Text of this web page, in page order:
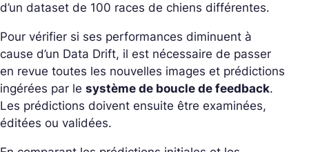
d’un dataset de 100 races de chiens différentes.
Pour vérifier si ses performances diminuent à
cause d’un Data Drift, il est nécessaire de passer
en revue toutes les nouvelles images et prédictions
ingérées par le système de boucle de feedback.
Les prédictions doivent ensuite être examinées,
éditées ou validées.